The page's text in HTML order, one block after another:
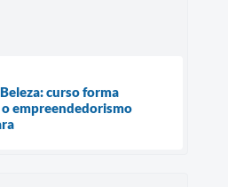
curso forma
empreendedorismo